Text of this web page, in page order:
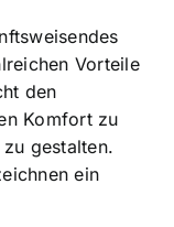
Vorteile
den
Komfort zu
gestalten.
ein